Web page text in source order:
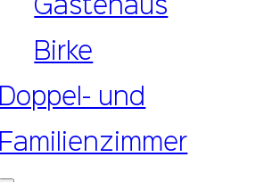
Gästehaus
Birke
Doppel- und
Familienzimmer